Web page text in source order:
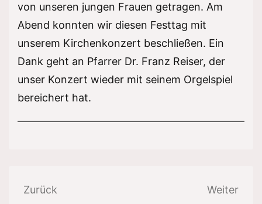
von unseren jungen Frauen getragen. Am
Abend konnten wir diesen Festtag mit
unserem Kirchenkonzert beschließen. Ein
Dank geht an Pfarrer Dr. Franz Reiser, der
unser Konzert wieder mit seinem Orgelspiel
bereichert hat.
Beitragsnavigation
Zurück
Weiter